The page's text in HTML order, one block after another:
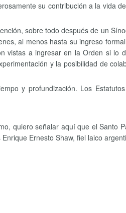
su contribución a la vida
sobre todo después de un
al menos hasta su ingreso
vistas a ingresar en la Orden si lo
y la posibilidad de
y profundización. Los
quiero señalar aquí que el Santo
Ernesto Shaw, fiel laico